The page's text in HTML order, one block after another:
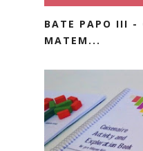
BATE PAPO III -
MATEM...